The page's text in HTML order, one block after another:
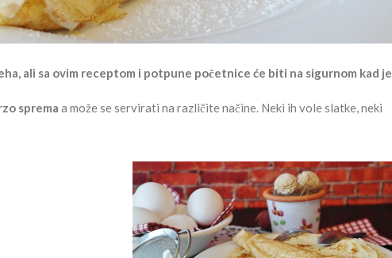
ali sa ovim receptom i potpune početnice će biti na sigurnom kad je
sprema a može se servirati na različite načine. Neki ih vole slatke, neki